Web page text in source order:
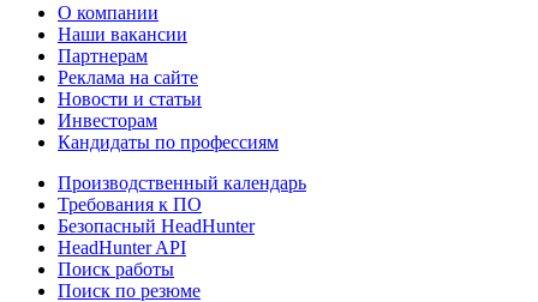
О компании
Наши вакансии
Партнерам
Реклама на сайте
Новости и статьи
Инвесторам
Кандидаты по профессиям
Производственный календарь
Требования к ПО
Безопасный HeadHunter
HeadHunter API
Поиск работы
Поиск по резюме